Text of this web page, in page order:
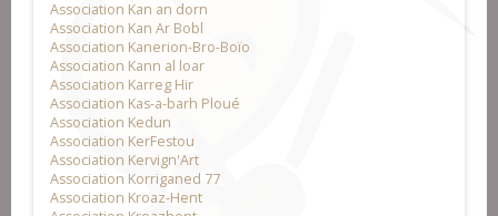
Association Kan an dorn
Association Kan Ar Bobl
Association Kanerion-Bro-Boïo
Association Kann al loar
Association Karreg Hir
Association Kas-a-barh Ploué
Association Kedun
Association KerFestou
Association Kervign'Art
Association Korriganed 77
Association Kroaz-Hent